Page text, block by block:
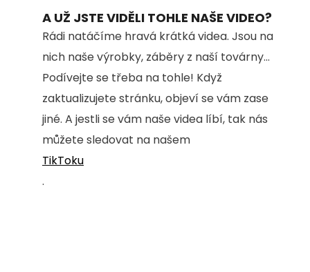
A UŽ JSTE VIDĚLI TOHLE NAŠE VIDEO?
Rádi natáčíme hravá krátká videa. Jsou na
nich naše výrobky, záběry z naší továrny...
Podívejte se třeba na tohle! Když
zaktualizujete stránku, objeví se vám zase
jiné. A jestli se vám naše videa líbí, tak nás
můžete sledovat na našem
TikToku
.